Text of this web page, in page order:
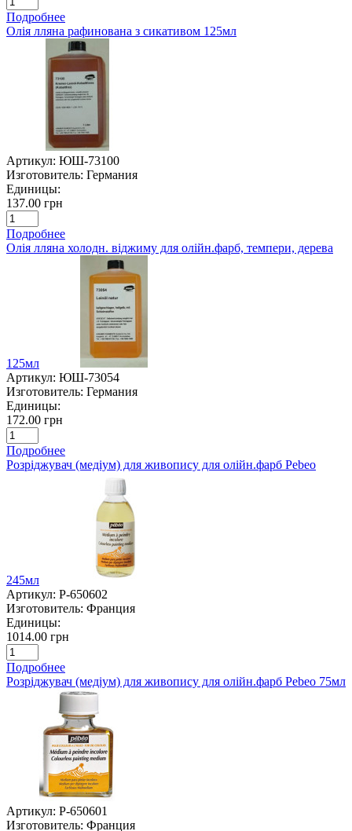
Подробнее
Олія лляна рафинована з сикативом 125мл
Артикул: ЮШ-73100
Изготовитель: Германия
Единицы:
137.00 грн
Подробнее
Олія лляна холодн. віджиму для олійн.фарб, темпери, дерева
125мл
Артикул: ЮШ-73054
Изготовитель: Германия
Единицы:
172.00 грн
Подробнее
Розріджувач (медіум) для живопису для олійн.фарб Pebeo
245мл
Артикул: P-650602
Изготовитель: Франция
Единицы:
1014.00 грн
Подробнее
Розріджувач (медіум) для живопису для олійн.фарб Pebeo 75мл
Артикул: P-650601
Изготовитель: Франция